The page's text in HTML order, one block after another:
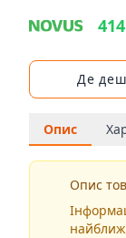
Де
Опис
Опис